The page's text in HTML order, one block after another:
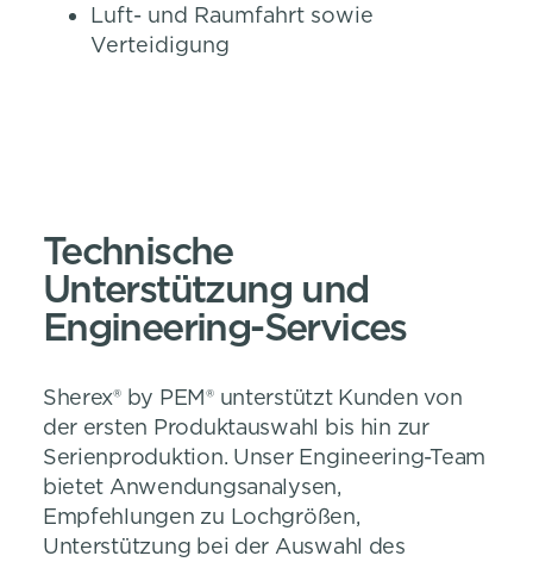
Luft- und Raumfahrt sowie
Verteidigung
Technische
Unterstützung und
Engineering-Services
Sherex® by PEM® unterstützt Kunden von
der ersten Produktauswahl bis hin zur
Serienproduktion. Unser Engineering-Team
bietet Anwendungsanalysen,
Empfehlungen zu Lochgrößen,
Unterstützung bei der Auswahl des